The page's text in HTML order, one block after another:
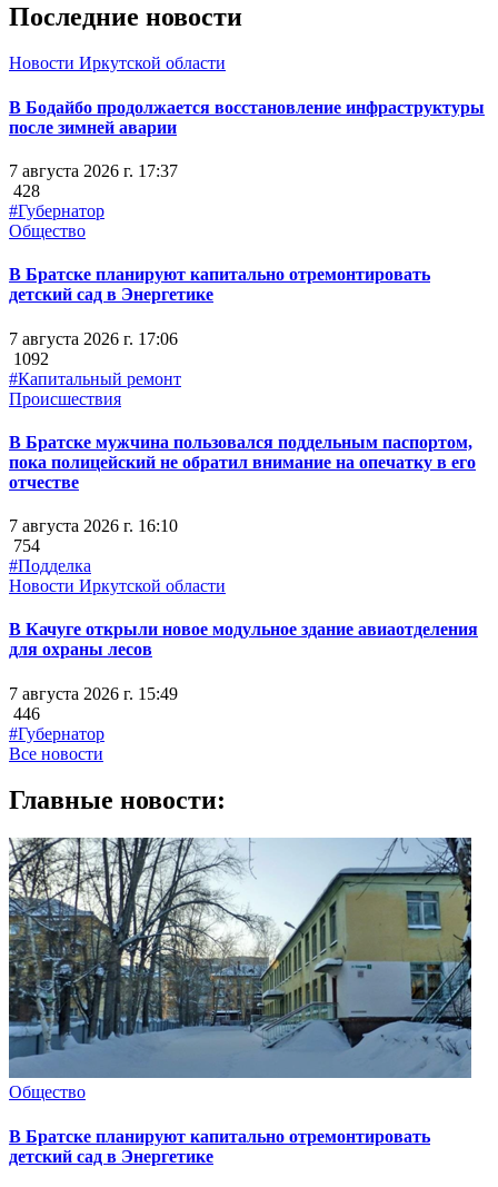
Последние новости
Новости Иркутской области
В Бодайбо продолжается восстановление инфраструктуры
после зимней аварии
7 августа 2026 г. 17:37
428
#Губернатор
Общество
В Братске планируют капитально отремонтировать
детский сад в Энергетике
7 августа 2026 г. 17:06
1092
#Капитальный ремонт
Происшествия
В Братске мужчина пользовался поддельным паспортом,
пока полицейский не обратил внимание на опечатку в его
отчестве
7 августа 2026 г. 16:10
754
#Подделка
Новости Иркутской области
В Качуге открыли новое модульное здание авиаотделения
для охраны лесов
7 августа 2026 г. 15:49
446
#Губернатор
Все новости
Главные новости:
Общество
В Братске планируют капитально отремонтировать
детский сад в Энергетике